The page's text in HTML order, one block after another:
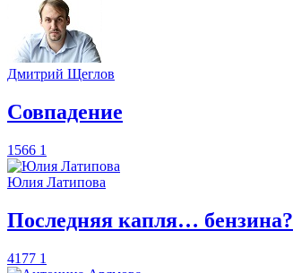
Дмитрий Щеглов
​Совпадение
1566 1
Юлия Латипова
​Последняя капля… бензина?
4177 1